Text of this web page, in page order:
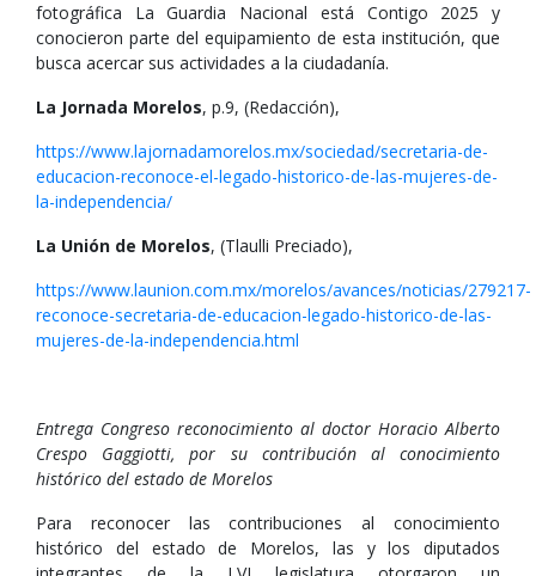
fotográfica La Guardia Nacional está Contigo 2025 y
conocieron parte del equipamiento de esta institución, que
busca acercar sus actividades a la ciudadanía.
La Jornada Morelos, p.9, (Redacción),
https://www.lajornadamorelos.mx/sociedad/secretaria-de-
educacion-reconoce-el-legado-historico-de-las-mujeres-de-
la-independencia/
La Unión de Morelos, (Tlaulli Preciado),
https://www.launion.com.mx/morelos/avances/noticias/279217-
reconoce-secretaria-de-educacion-legado-historico-de-las-
mujeres-de-la-independencia.html
Entrega Congreso reconocimiento al doctor Horacio Alberto
Crespo Gaggiotti, por su contribución al conocimiento
histórico del estado de Morelos
Para reconocer las contribuciones al conocimiento
histórico del estado de Morelos, las y los diputados